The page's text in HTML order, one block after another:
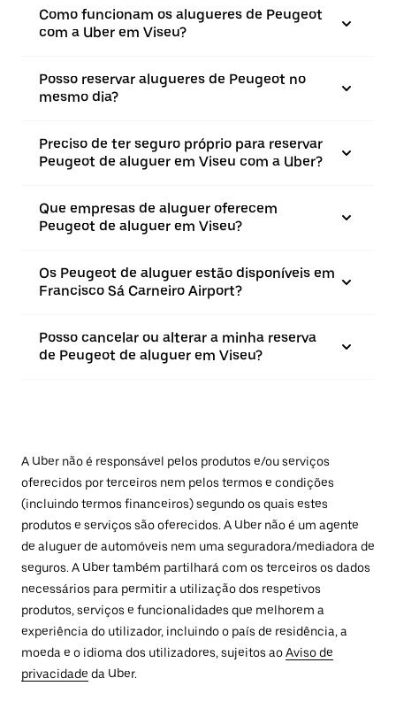
Como funcionam os alugueres de Peugeot
com a Uber em Viseu?
Posso reservar alugueres de Peugeot no
mesmo dia?
Preciso de ter seguro próprio para reservar
Peugeot de aluguer em Viseu com a Uber?
Que empresas de aluguer oferecem
Peugeot de aluguer em Viseu?
Os Peugeot de aluguer estão disponíveis em
Francisco Sá Carneiro Airport?
Posso cancelar ou alterar a minha reserva
de Peugeot de aluguer em Viseu?
A Uber não é responsável pelos produtos e/ou serviços
oferecidos por terceiros nem pelos termos e condições
(incluindo termos financeiros) segundo os quais estes
produtos e serviços são oferecidos. A Uber não é um agente
de aluguer de automóveis nem uma seguradora/mediadora de
seguros. A Uber também partilhará com os terceiros os dados
necessários para permitir a utilização dos respetivos
produtos, serviços e funcionalidades que melhorem a
experiência do utilizador, incluindo o país de residência, a
moeda e o idioma dos utilizadores, sujeitos aoAviso de
privacidade da Uber.